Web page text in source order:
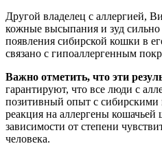
Другой владелец с аллергией,
кожные высыпания и зуд
появления сибирской кошки в
связано с гипоаллергенным
Важно отметить, что эти
гарантируют, что все люди с
позитивный опыт с
реакция на аллергены кошачьей
зависимости от степени
человека.